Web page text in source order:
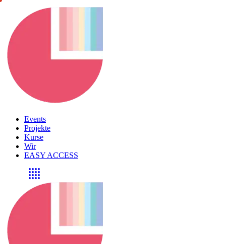
Events
Projekte
Kurse
Wir
EASY ACCESS